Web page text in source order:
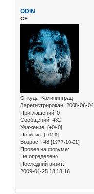
ODIN
CF
Откуда: Калининград
Зарегистрирован: 2008-06-04
Приглашений: 0
Сообщений: 482
Уважение: [+0/-0]
Позитив: [+0/-0]
Возраст: 48 [1977-10-21]
Провел на форуме:
Не определено
Последний визит:
2009-04-25 18:18:16